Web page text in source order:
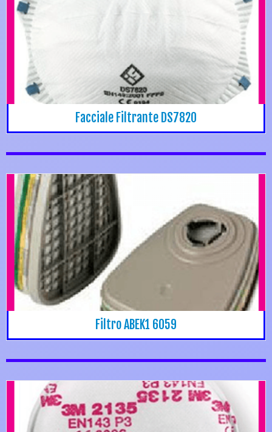
Facciale Filtrante DS7820
Filtro ABEK1 6059